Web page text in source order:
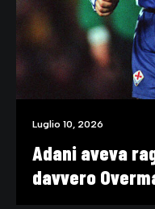
Luglio 10, 2026
Adani aveva
davvero